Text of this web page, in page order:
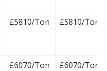
£5810/Ton £5810/Ton
£6070/Ton £6070/Ton